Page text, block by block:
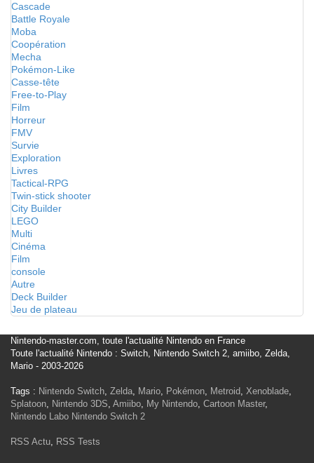
Cascade
Battle Royale
Moba
Coopération
Mecha
Pokémon-Like
Casse-tête
Free-to-Play
Film
Horreur
FMV
Survie
Exploration
Livres
Tactical-RPG
Twin-stick shooter
City Builder
LEGO
Multi
Cinéma
Film
console
Autre
Deck Builder
Jeu de plateau
Nintendo-master.com, toute l'actualité Nintendo en France
Toute l'actualité Nintendo : Switch, Nintendo Switch 2, amiibo, Zelda,
Mario - 2003-2026
Tags : Nintendo Switch, Zelda, Mario, Pokémon, Metroid, Xenoblade,
Splatoon, Nintendo 3DS, Amiibo, My Nintendo, Cartoon Master,
Nintendo Labo Nintendo Switch 2
RSS Actu, RSS Tests